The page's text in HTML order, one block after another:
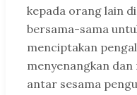
kepada orang lain
bersama-sama
menciptakan
menyenangkan
antar sesama